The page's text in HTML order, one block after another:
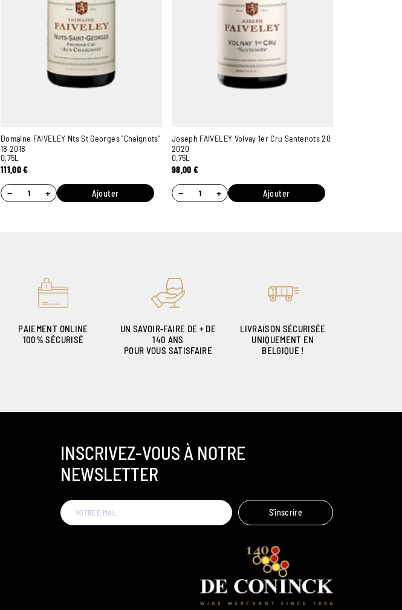
Domaine FAIVELEY Nts St Georges "Chaignots"
18 2018
0,75L
111,00€
− + Ajouter
Joseph FAIVELEY Volvay 1er Cru Santenots 20
2020
0,75L
98,00€
− + Ajouter
PAIEMENT ONLINE
100% SÉCURISÉ
UN SAVOIR-FAIRE DE + DE
140 ANS
POUR VOUS SATISFAIRE
LIVRAISON SÉCURISÉE
UNIQUEMENT EN
BELGIQUE !
INSCRIVEZ-VOUS À NOTRE
NEWSLETTER
S'inscrire
Ambroise, Votre sommelier
Disponible pour vous conseiller